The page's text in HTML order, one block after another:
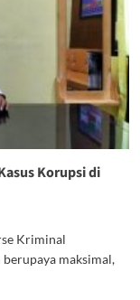
Korupsi di
Kriminal
maksimal,